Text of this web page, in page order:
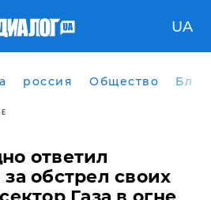
UA
россия Общество
ответил
обстрел своих